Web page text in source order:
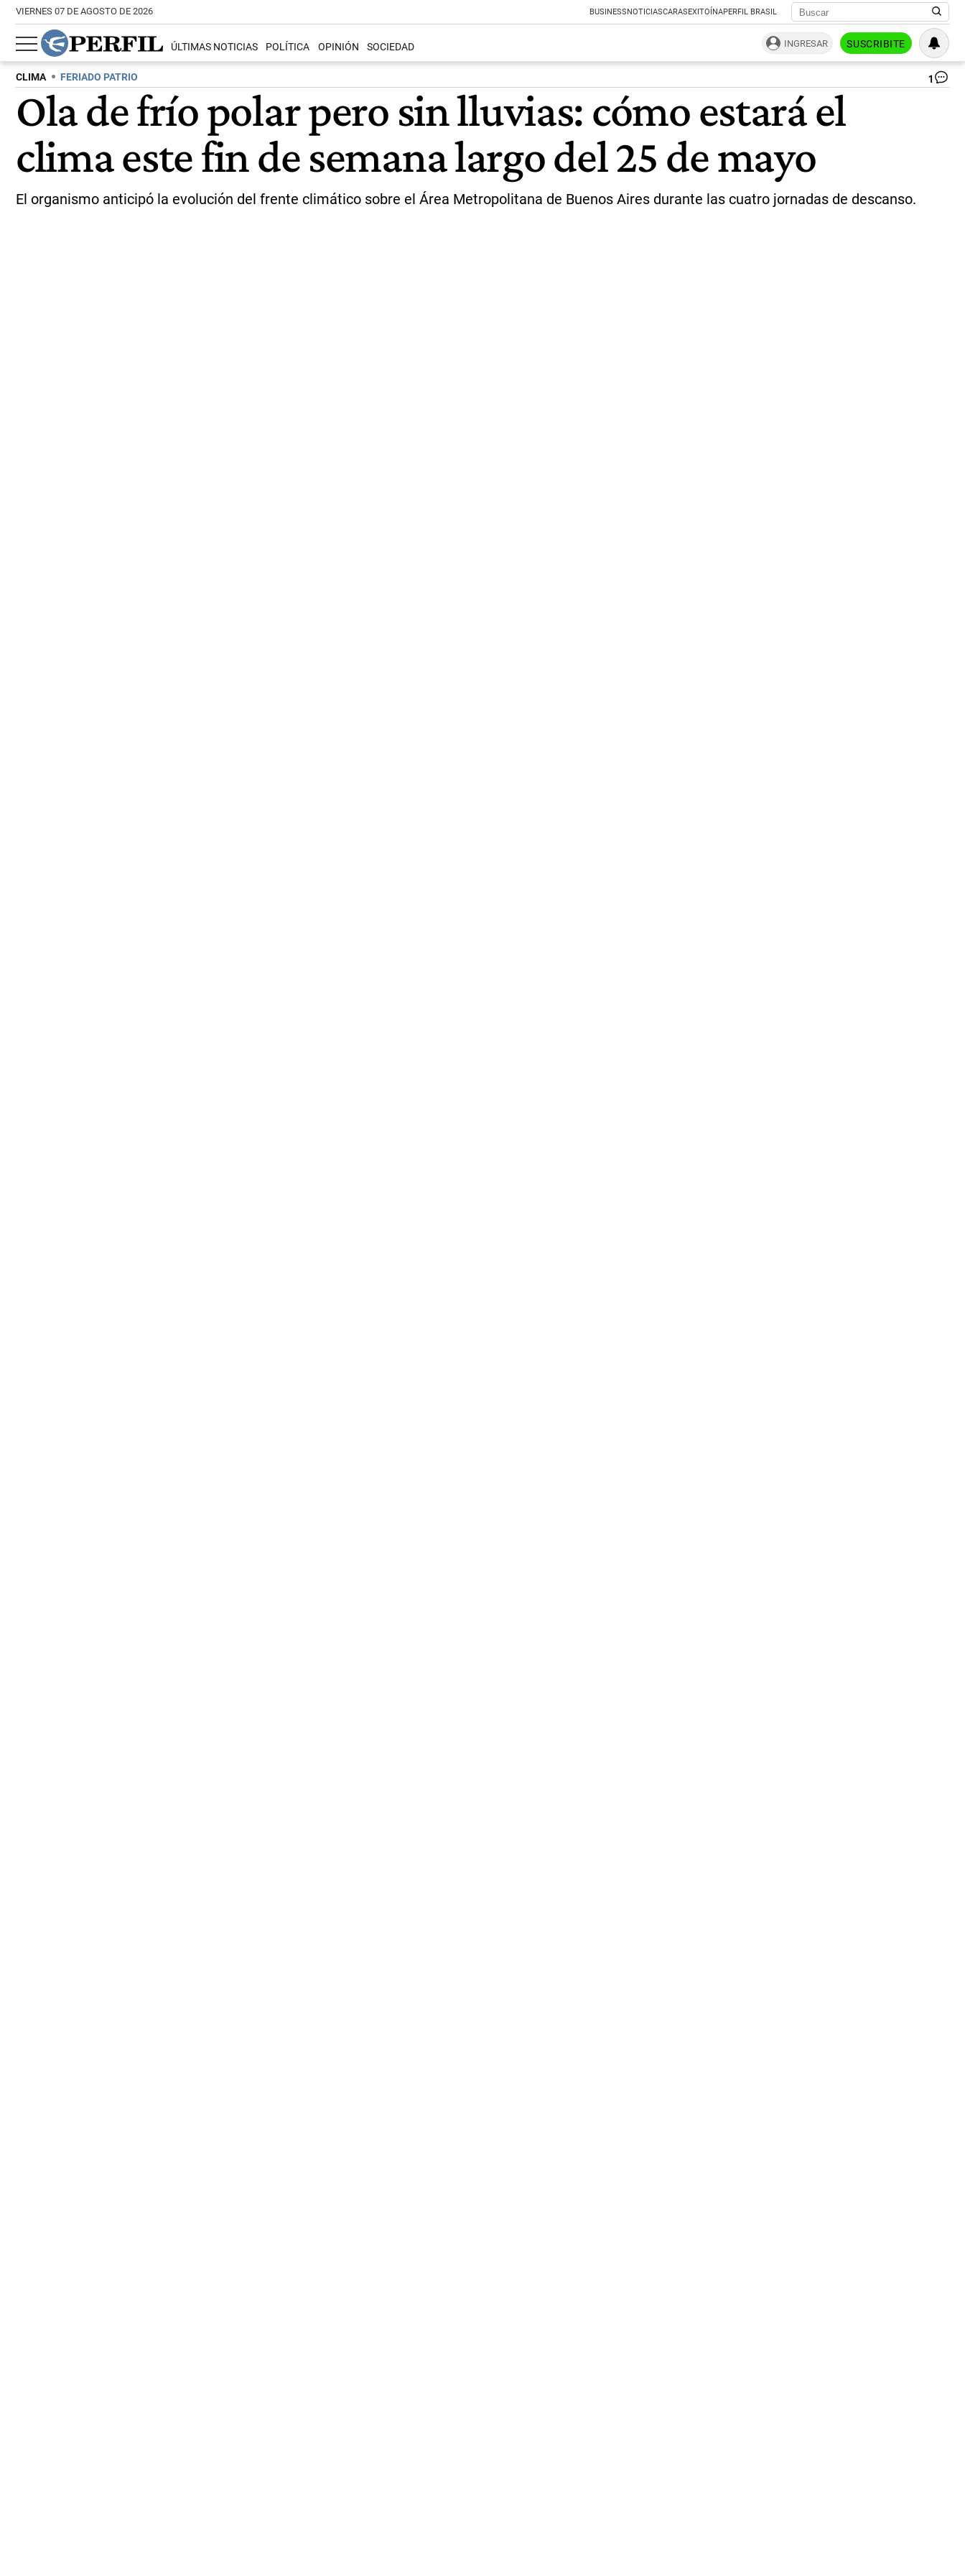
VIERNES 07 DE AGOSTO DE 2026 BUSINESSNOTICIASCARASEXITOÍNAPERFIL BRASIL
ÚLTIMAS NOTICIAS POLÍTICA OPINIÓN SOCIEDAD INGRESAR SUSCRIBITE
CLIMA FERIADO PATRIO 1
Ola de frío polar pero sin lluvias: cómo estará el
clima este fin de semana largo del 25 de mayo
El organismo anticipó la evolución del frente climático sobre el Área Metropolitana de Buenos Aires durante las cuatro jornadas de descanso.